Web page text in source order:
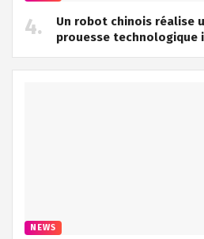
Un robot chinois réalise
prouesse technologique
NEWS